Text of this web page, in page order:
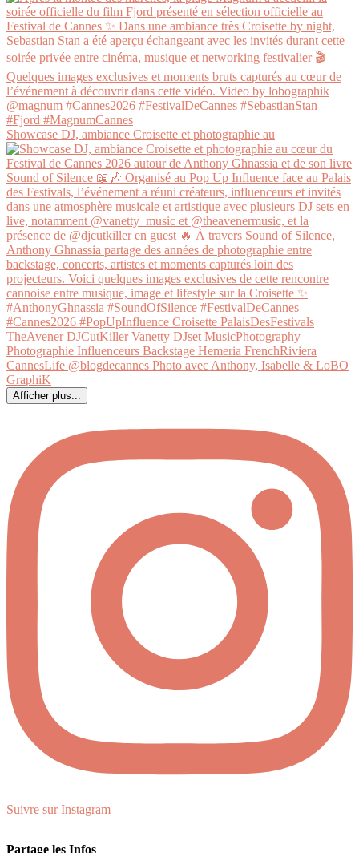
Showcase DJ, ambiance Croisette et photographie au
Afficher plus...
Suivre sur Instagram
Partage les Infos